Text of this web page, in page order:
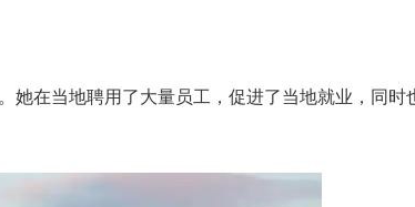
她在当地聘用了大量员工，促进了当地就业，同时